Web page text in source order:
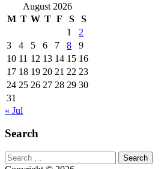
August 2026
M T W T F S
S
1
2
3
4 5 6 7 8
9
10 11 12 13 14 15 16
17 18 19 20 21 22 23
24 25 26 27 28 29 30
31
« Jul
Search
Search
for: